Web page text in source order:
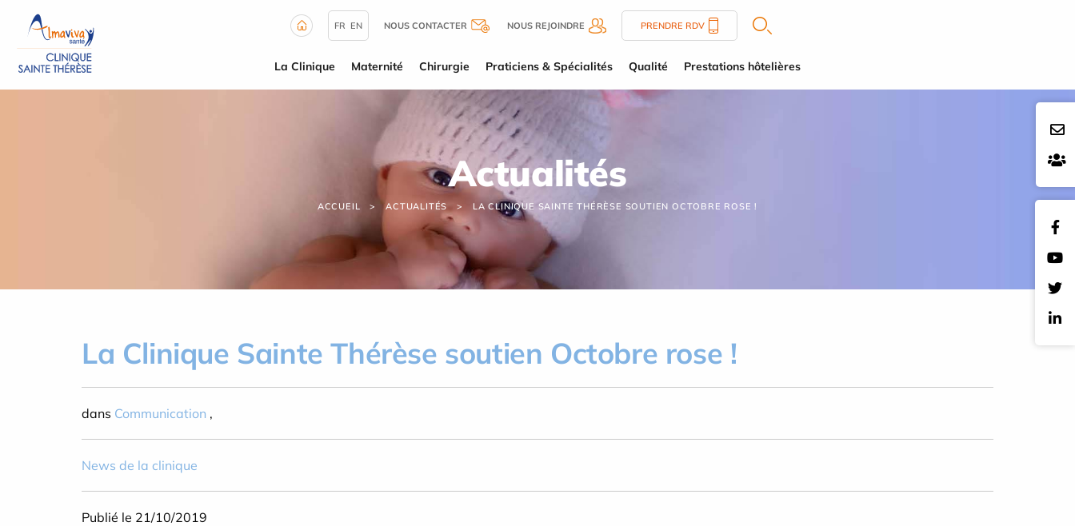
FR EN NOUS CONTACTER NOUS REJOINDRE PRENDRE RDV
La Clinique Maternité Chirurgie Praticiens & Spécialités Qualité Prestations hôtelières
Actualités
ACCUEIL ACTUALITÉS LA CLINIQUE SAINTE THÉRÈSE SOUTIEN OCTOBRE ROSE !
La Clinique Sainte Thérèse soutien Octobre rose !
dans Communication ,
News de la clinique
Publié le 21/10/2019
Panneau de gestion des cookies